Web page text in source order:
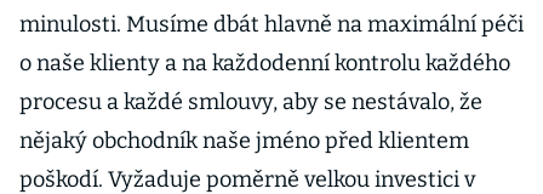
minulosti. Musíme dbát hlavně na maximální péči
o naše klienty a na každodenní kontrolu každého
procesu a každé smlouvy, aby se nestávalo, že
nějaký obchodník naše jméno před klientem
poškodí. Vyžaduje poměrně velkou investici v